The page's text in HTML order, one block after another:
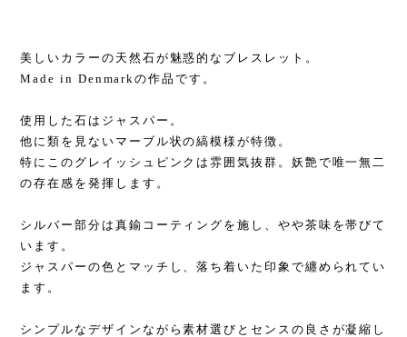
美しいカラーの天然石が魅惑的なブレスレット。
Made in Denmarkの作品です。
使用した石はジャスパー。
他に類を見ないマーブル状の縞模様が特徴。
特にこのグレイッシュピンクは雰囲気抜群。妖艶で唯一無二
の存在感を発揮します。
シルバー部分は真鍮コーティングを施し、やや茶味を帯びて
います。
ジャスパーの色とマッチし、落ち着いた印象で纏められてい
ます。
シンプルなデザインながら素材選びとセンスの良さが凝縮し